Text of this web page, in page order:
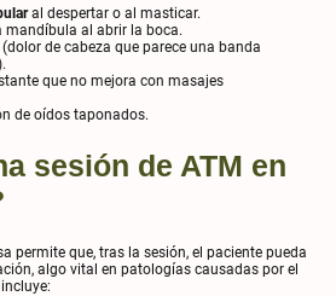
al despertar o al masticar.
mandíbula al abrir la boca.
(dolor de cabeza que parece una banda
que no mejora con masajes
de oídos taponados.
sesión de ATM en
permite que, tras la sesión, el paciente pueda
algo vital en patologías causadas por el